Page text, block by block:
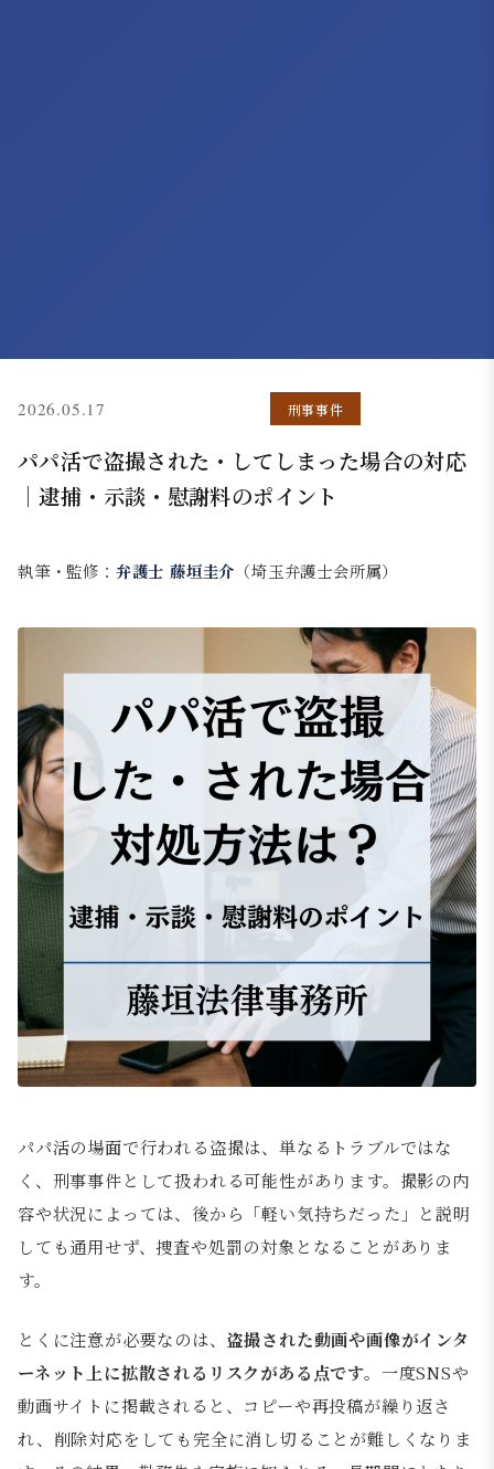
2026.05.17 刑事事件
パパ活で盗撮された・してしまった場合の対応
｜逮捕・示談・慰謝料のポイント
執筆・監修： 弁護士 藤垣圭介 （埼玉弁護士会所属）
パパ活の場面で行われる盗撮は、単なるトラブルではな
く、刑事事件として扱われる可能性があります。撮影の内
容や状況によっては、後から「軽い気持ちだった」と説明
しても通用せず、捜査や処罰の対象となることがありま
す。
とくに注意が必要なのは、 盗撮された動画や画像がインタ
ーネット上に拡散されるリスクがある点です。 一度SNSや
動画サイトに掲載されると、コピーや再投稿が繰り返さ
れ、削除対応をしても完全に消し切ることが難しくなりま